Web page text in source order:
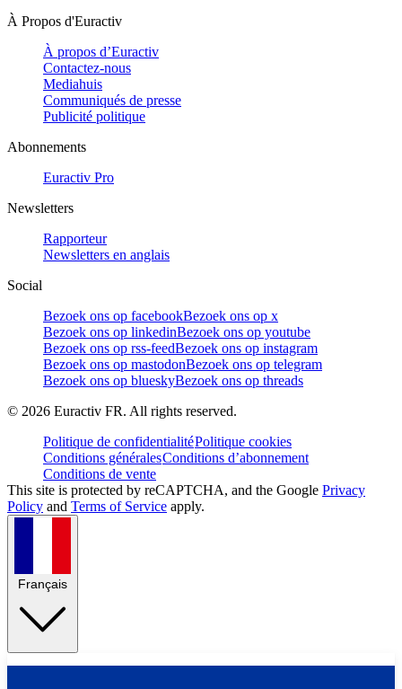
À Propos d'Euractiv
À propos d’Euractiv
Contactez-nous
Mediahuis
Communiqués de presse
Publicité politique
Abonnements
Euractiv Pro
Newsletters
Rapporteur
Newsletters en anglais
Social
Bezoek ons op facebookBezoek ons op x
Bezoek ons op linkedinBezoek ons op youtube
Bezoek ons op rss-feedBezoek ons op instagram
Bezoek ons op mastodonBezoek ons op telegram
Bezoek ons op blueskyBezoek ons op threads
© 2026 Euractiv FR. All rights reserved.
Politique de confidentialitéPolitique cookies
Conditions généralesConditions d’abonnement
Conditions de vente
This site is protected by reCAPTCHA, and the Google Privacy
Policy and Terms of Service apply.
Français